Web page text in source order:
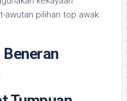
awutan pilihan top awak